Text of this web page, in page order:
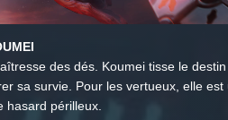
des dés. Koumei tisse le
sa survie. Pour les vertueux, elle est
hasard périlleux.